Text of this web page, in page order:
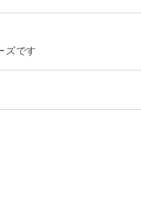
ズです